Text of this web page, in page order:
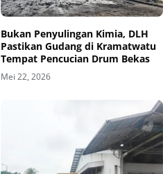
Bukan Penyulingan Kimia, DLH
Pastikan Gudang di Kramatwatu
Tempat Pencucian Drum Bekas
Mei 22, 2026